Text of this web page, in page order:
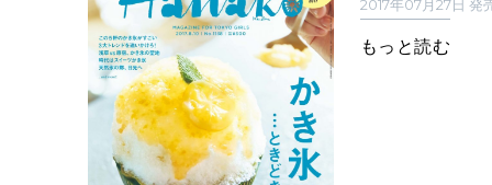
2017年07月27日 発
もっと読む